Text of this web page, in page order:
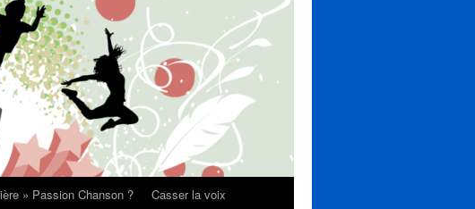
» Passion Chanson ?
Casser la voix